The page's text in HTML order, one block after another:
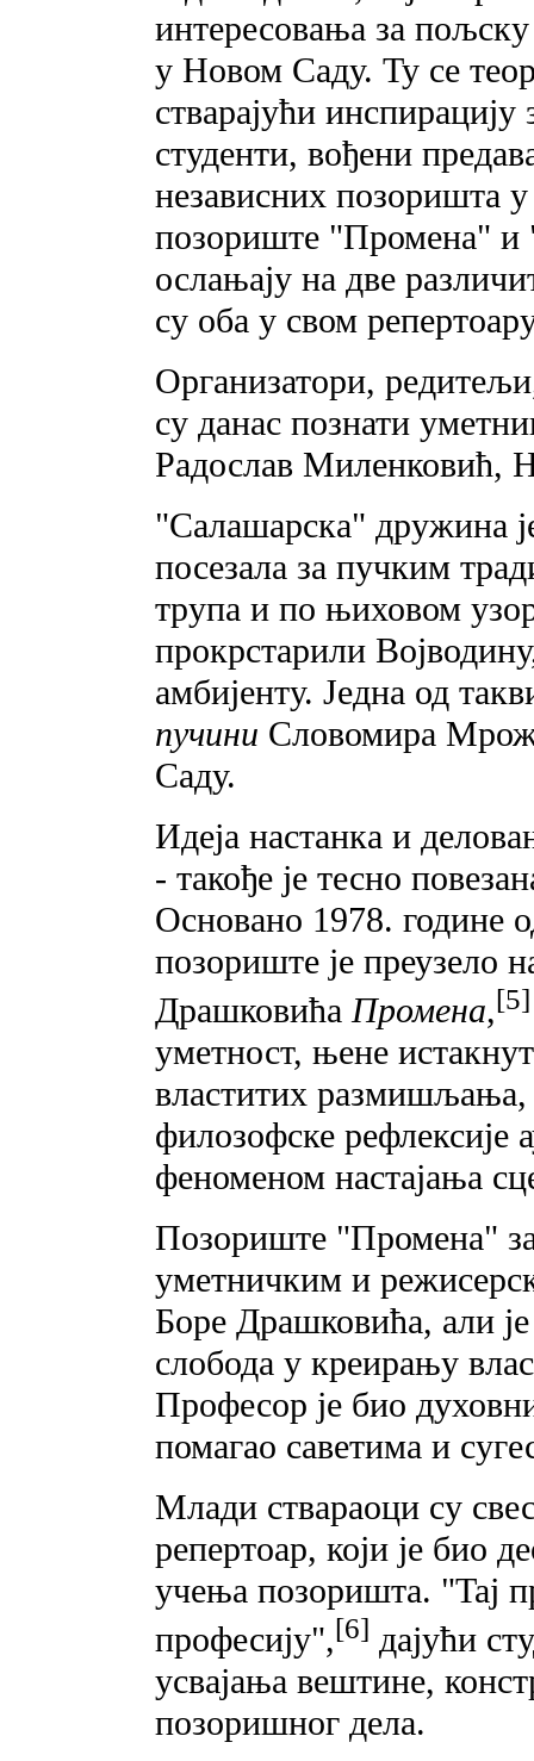
интересовања за
у Новом Саду. Ту се
стварајући
студенти, вођени
независних позоришта
позориште "Промена" и
ослањају на две
су оба у свом
Организатори,
су данас познати
Радослав Миленковић,
"Салашарска" дружина
посезала за пучким
трупа и по њиховом
прокрстарили
амбијенту. Једна од
пучини Словомира
Саду.
Идеја настанка и
- такође је тесно
Основано 1978. године
позориште је преузело
ДрашковићаПромена,[5]
уметност, њене
властитих размишљања,
филозофске рефлексије
феноменом настајања
Позориште "Промена"
уметничким и
Боре Драшковића, али
слобода у креирању
Професор је био
помагао саветима и
Млади ствараоци су
репертоар, који је био
учења позоришта. "Taj
професију",[6] дајући
усвајања вештине,
позоришног дела.